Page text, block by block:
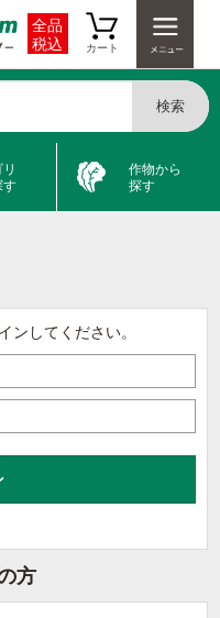
全品
税込
カート
検索
す
作物から
探す
ンしてください。
方